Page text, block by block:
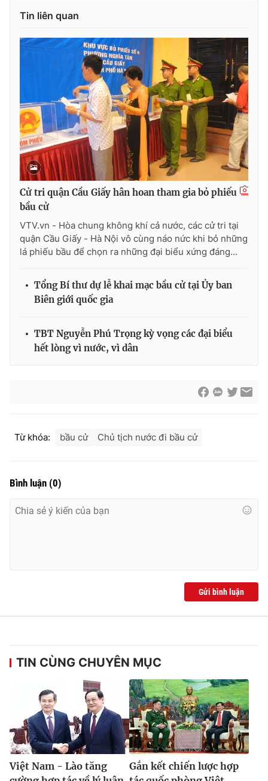
VTV Money
Bất động sản
Thị trường 24h Tấm lòng Việt
VTV4 Vươn mình bằng AI
VTV9 VTV8
Liên hệ tòa soạn English
Cơ quan chủ quản:Đài Truyền hình Việt Nam
Giấy phép hoạt động báo in và báo điện tử số 483/GP-BTTTT
Phó Tổng Biên tập:Nguyễn Thị Mỹ Hạnh, Phạm Quốc Thắng,
Ðiện thoại Thời báo VTV:
Liên hệ quảng cáo:024-7300.7108
® Cấm sao chép dưới mọi hình thức nếu không có sự chấp
thuận bằng văn bản. Ghi rõ nguồn VTV.vn khi phát hành lại
thông tin từ website này.
Tin liên quan
Cử tri quận Cầu Giấy hân hoan tham gia bỏ phiếu
bầu cử
VTV.vn - Hòa chung không khí cả nước, các cử tri tại
quận Cầu Giấy - Hà Nội vô cùng náo nức khi bỏ những
lá phiếu bầu để chọn ra những đại biểu xứng đáng...
Tổng Bí thư dự lễ khai mạc bầu cử tại Ủy ban
Biên giới quốc gia
TBT Nguyễn Phú Trọng kỳ vọng các đại biểu
hết lòng vì nước, vì dân
Từ khóa: bầu cử Chủ tịch nước đi bầu cử
Bình luận (0)
Gửi bình luận
TIN CÙNG CHUYÊN MỤC
Việt Nam - Lào tăng
Gắn kết chiến lược hợp